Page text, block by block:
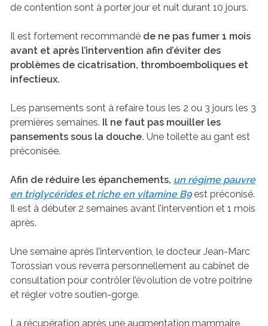
de contention sont à porter jour et nuit durant 10 jours.
Il est fortement recommandé de ne pas fumer 1 mois
avant et après l’intervention afin d’éviter des
problèmes de cicatrisation, thromboemboliques et
infectieux.
Les pansements sont à refaire tous les 2 ou 3 jours les 3
premières semaines. Il ne faut pas mouiller les
pansements sous la douche. Une toilette au gant est
préconisée.
Afin de réduire les épanchements, un régime pauvre
en triglycérides et riche en vitamine B9est préconisé.
Il est à débuter 2 semaines avant l’intervention et 1 mois
après.
Une semaine après l’intervention, le docteur Jean-Marc
Torossian vous reverra personnellement au cabinet de
consultation pour contrôler l’évolution de votre poitrine
et régler votre soutien-gorge.
La récupération après une augmentation mammaire